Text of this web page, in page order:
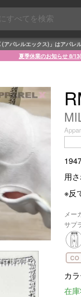
パレルエックス)」はアパレ
夏季休業のお知らせ 8/
用
※反
メー
サプ
CO
カ
在